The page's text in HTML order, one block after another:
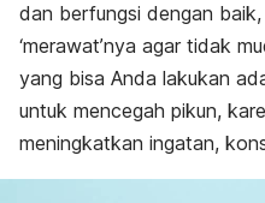
dan berfungsi dengan baik,
‘merawat’nya agar tidak
yang bisa Anda lakukan
untuk mencegah pikun,
meningkatkan ingatan,